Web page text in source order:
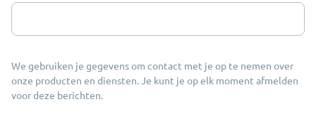
We gebruiken je gegevens om contact met je op te nemen over
onze producten en diensten. Je kunt je op elk moment afmelden
voor deze berichten.